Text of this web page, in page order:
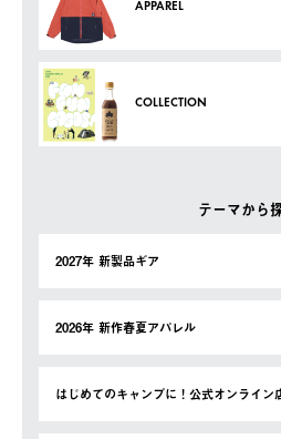
APPAREL
COLLECTION
テーマから
2027年 新製品ギア
2026年 新作春夏アパレル
はじめてのキャンプに！公式オンライン